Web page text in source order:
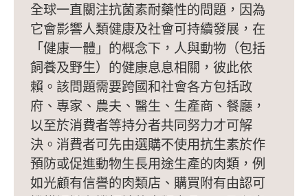
全球一直關注抗菌素耐藥性的問題，因為
它會影響人類健康及社會可持續發展，在
「健康一體」的概念下，人與動物（包括
飼養及野生）的健康息息相關，彼此依
賴。該問題需要跨國和社會各方包括政
府、專家、農夫、醫生、生產商、餐廳，
以至於消費者等持分者共同努力才可解
決。消費者可先由選購不使用抗生素於作
預防或促進動物生長用途生產的肉類，例
如光顧有信譽的肉類店、購買附有由認可